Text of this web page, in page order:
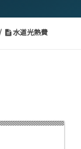
水道光熱費